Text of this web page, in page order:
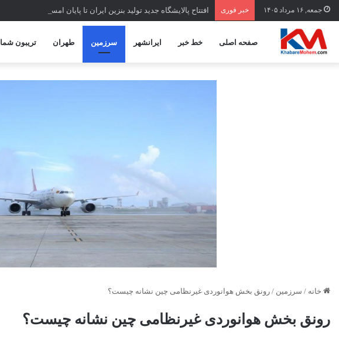
جمعه, ۱۶ مرداد ۱۴۰۵ خبر فوری افتتاح ‌پالایشگاه جدید تولید بنزین ایران تا پایان امسال
صفحه اصلی خط خبر ایرانشهر سرزمین طهران تریبون شما
خانه / سرزمین / رونق بخش هوانوردی غیرنظامی چین نشانه چیست؟
رونق بخش هوانوردی غیرنظامی چین نشانه چیست؟